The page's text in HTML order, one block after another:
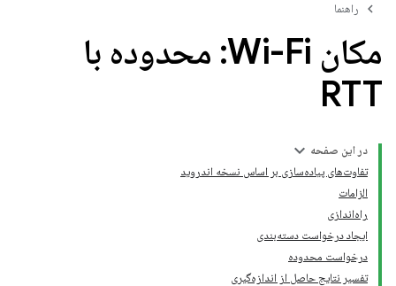
راهنما
مکان Wi-Fi: محدوده با
RTT
در این صفحه
تفاوت‌های پیاده‌سازی بر اساس نسخه اندروید
الزامات
راه‌اندازی
ایجاد درخواست دسته‌بندی
درخواست محدوده
تفسیر نتایج حاصل از اندازه‌گیری